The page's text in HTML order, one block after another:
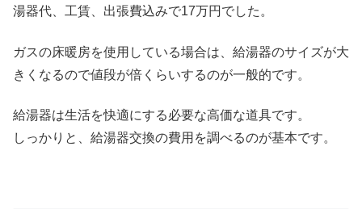
湯器代、工賃、出張費込みで17万円でした。
ガスの床暖房を使用している場合は、給湯器のサイズが大
きくなるので値段が倍くらいするのが一般的です。
給湯器は生活を快適にする必要な高価な道具です。
しっかりと、給湯器交換の費用を調べるのが基本です。